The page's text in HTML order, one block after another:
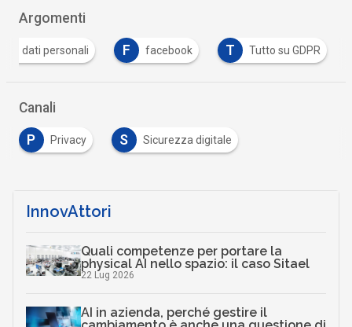
Argomenti
dati personali F facebook T Tutto su GDPR
Canali
P Privacy S Sicurezza digitale
InnovAttori
Quali competenze per portare la
physical AI nello spazio: il caso Sitael
22 Lug 2026
AI in azienda, perché gestire il